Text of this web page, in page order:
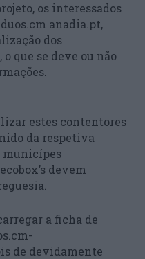
os interessados
anadia.pt,
dos
que se deve ou não
estes contentores
da respetiva
municípes
devem
a ficha de
de devidamente